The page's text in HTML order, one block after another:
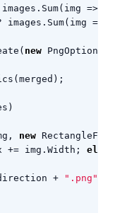
images . Sum( img =>
images . Sum( img =>
( new PngOptions
( merged );
)
, new RectangleF
+= img . Width ;
else
+ ".png"